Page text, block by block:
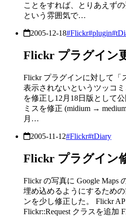
ことをすれば、とりあえず
という雰囲気で…
2005-12-18#Flickr#plugin
Flickr プラグイン
Flickr プラグインに対して「
表示されないというツッコミ
を修正し12月18日版として
ミスを修正 (midium →
月…
2005-11-12#Flickr#tDiary
Flickr プラグイン
Flickr の写真に Google Maps
埋め込めるようにするため
ンを少し修正した。 Flickr
Flickr::Request クラスを追加